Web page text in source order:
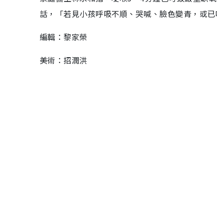
話，「若見小孩呼吸不順、哭喊、臉色變青，或
編輯：黎家榮
美術：招潤洪